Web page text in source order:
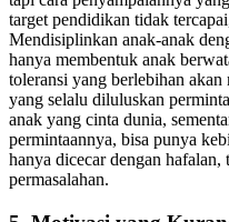
tapi cara penyampaiannya
target pendidikan tidak
Mendisiplinkan anak-anak
hanya membentuk anak
toleransi yang berlebihan akan
yang selalu diluluskan
anak yang cinta dunia,
permintaannya, bisa punya
hanya dicecar dengan hafalan,